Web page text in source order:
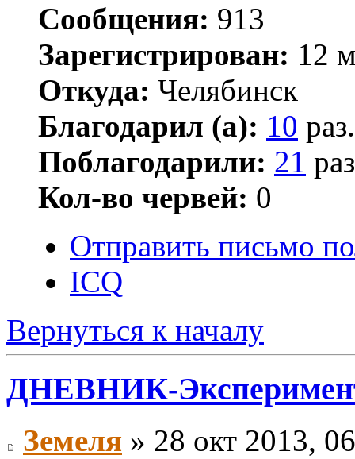
Сообщения: 913
Зарегистрирован: 12
Откуда: Челябинск
Благодарил (а): 10 раз.
Поблагодарили: 21
Кол-во червей: 0
Отправить письмо
ICQ
Вернуться к началу
ДНЕВНИК-
Земеля » 28 окт 2013,